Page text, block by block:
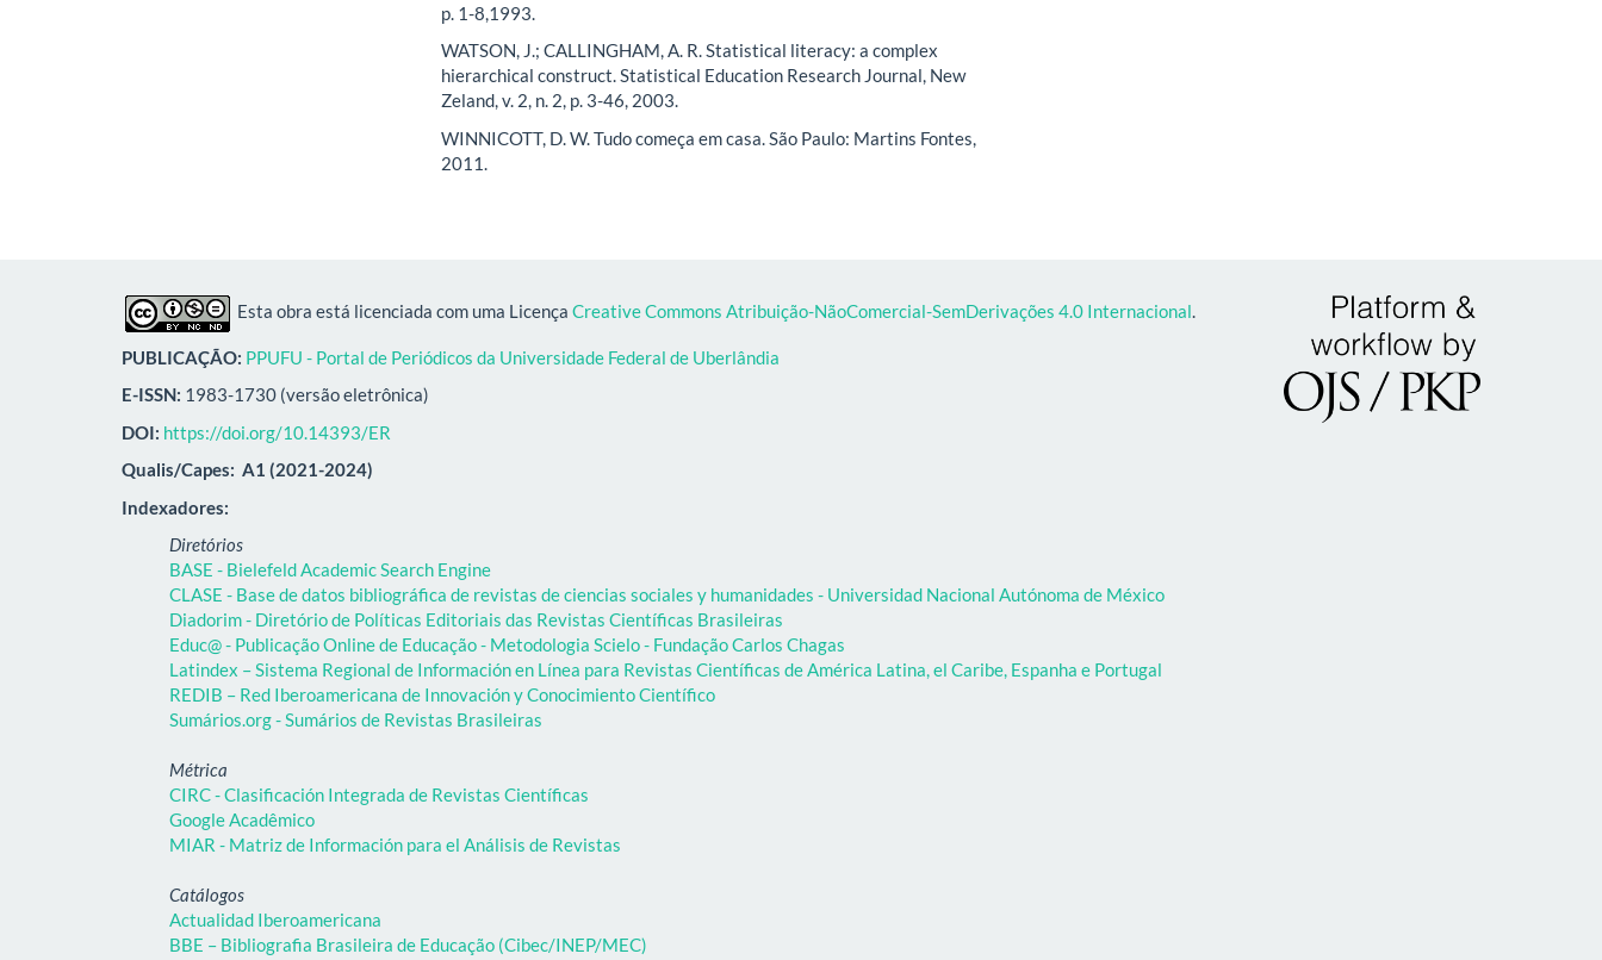
p. 1-8,1993.
WATSON, J.; CALLINGHAM, A. R. Statistical literacy: a complex
hierarchical construct. Statistical Education Research Journal, New
Zeland, v. 2, n. 2, p. 3-46, 2003.
WINNICOTT, D. W. Tudo começa em casa. São Paulo: Martins Fontes,
2011.
Esta obra está licenciada com uma Licença Creative Commons Atribuição-NãoComercial-SemDerivações 4.0 Internacional.
PUBLICAÇÃO: PPUFU - Portal de Periódicos da Universidade Federal de Uberlândia
E-ISSN: 1983-1730 (versão eletrônica)
DOI: https://doi.org/10.14393/ER
Qualis/Capes: A1 (2021-2024)
Indexadores:
Diretórios
BASE - Bielefeld Academic Search Engine
CLASE - Base de datos bibliográfica de revistas de ciencias sociales y humanidades - Universidad Nacional Autónoma de México
Diadorim - Diretório de Políticas Editoriais das Revistas Científicas Brasileiras
Educ@ - Publicação Online de Educação - Metodologia Scielo - Fundação Carlos Chagas
Latindex – Sistema Regional de Información en Línea para Revistas Científicas de América Latina, el Caribe, Espanha e Portugal
REDIB – Red Iberoamericana de Innovación y Conocimiento Científico
Sumários.org - Sumários de Revistas Brasileiras
Métrica
CIRC - Clasificación Integrada de Revistas Científicas
Google Acadêmico
MIAR - Matriz de Información para el Análisis de Revistas
Catálogos
Actualidad Iberoamericana
BBE – Bibliografia Brasileira de Educação (Cibec/INEP/MEC)